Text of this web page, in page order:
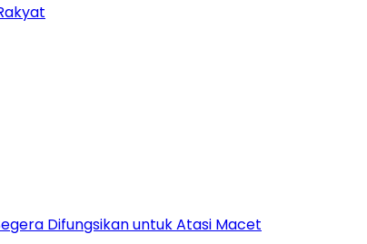
Difungsikan untuk Atasi Macet